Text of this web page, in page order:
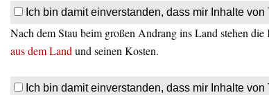
Ich bin damit einverstanden, dass mir Inhalte
Nach dem Stau beim großen Andrang ins Land stehen
aus dem Landund seinen Kosten.
Ich bin damit einverstanden, dass mir Inhalte